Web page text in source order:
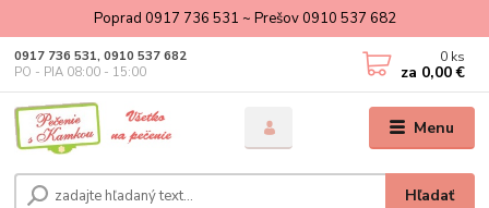
Poprad 0917 736 531 ~ Prešov 0910 537 682
Menu
Hľadať
0917 736 531, 0910 537 682
PO - PIA 08:00 - 15:00
0 ks
za 0,00 €